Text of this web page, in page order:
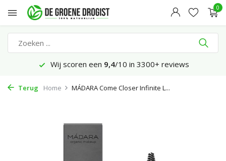
0
Wij scoren een 9,4/10 in 3300+ reviews
Terug Home MÁDARA Come Closer Infinite L...